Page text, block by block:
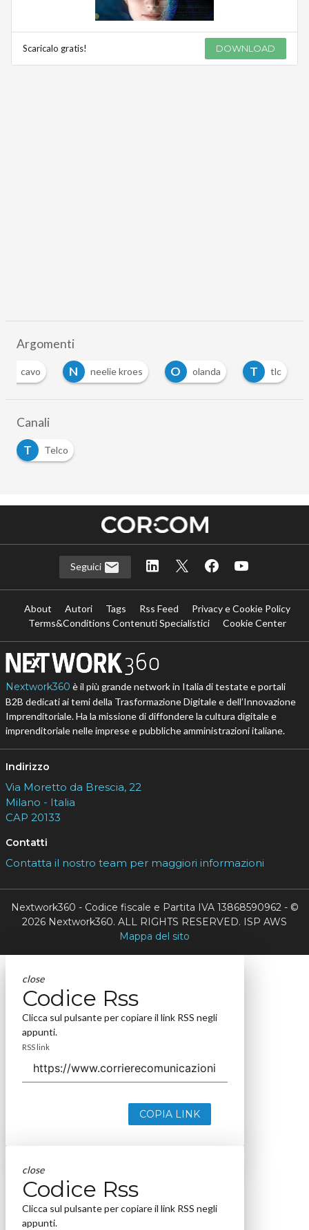
Scaricalo gratis! DOWNLOAD
Argomenti
cavo N neelie kroes O olanda T tlc
Canali
T
Telco
Seguici
About Autori Tags Rss Feed
Privacy e Cookie Policy
Terms&Conditions Contenuti Specialistici
Cookie Center
Nextwork360 è il più grande network in Italia di testate e portali
B2B dedicati ai temi della Trasformazione Digitale e dell’Innovazione
Imprenditoriale. Ha la missione di diffondere la cultura digitale e
imprenditoriale nelle imprese e pubbliche amministrazioni italiane.
Indirizzo
Via Moretto da Brescia, 22
Milano - Italia
CAP 20133
Contatti
Contatta il nostro team per maggiori informazioni
Nextwork360 - Codice fiscale e Partita IVA 13868590962 - ©
2026 Nextwork360. ALL RIGHTS RESERVED. ISP AWS
Mappa del sito
close
Codice Rss
Clicca sul pulsante per copiare il link RSS negli
appunti.
RSS link
COPIA LINK
close
Codice Rss
Clicca sul pulsante per copiare il link RSS negli
appunti.